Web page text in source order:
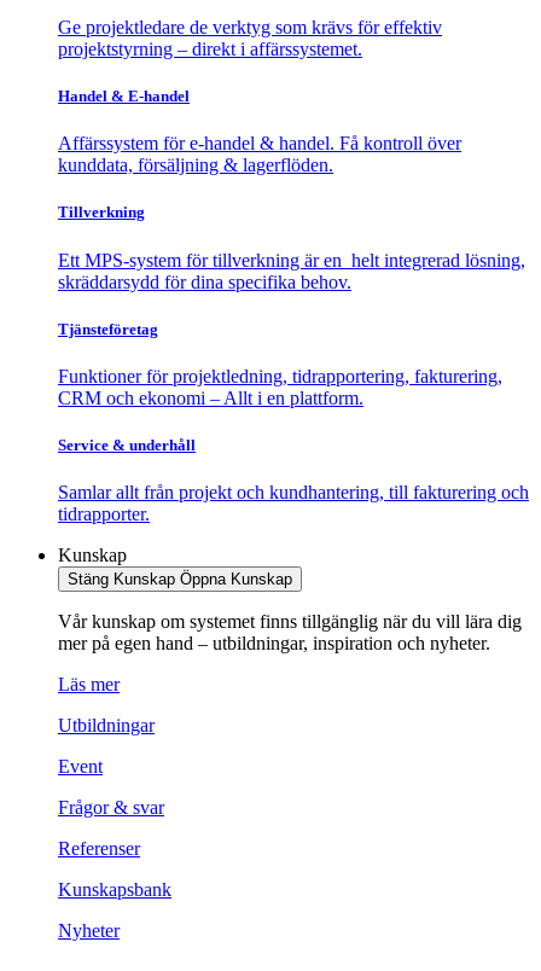
Ge projektledare de verktyg som krävs för effektiv
projektstyrning – direkt i affärssystemet.
Handel & E-handel
Affärssystem för e-handel & handel. Få kontroll över
kunddata, försäljning & lagerflöden.
Tillverkning
Ett MPS-system för tillverkning är en helt integrerad lösning,
skräddarsydd för dina specifika behov.
Tjänsteföretag
Funktioner för projektledning, tidrapportering, fakturering,
CRM och ekonomi – Allt i en plattform.
Service & underhåll
Samlar allt från projekt och kundhantering, till fakturering och
tidrapporter.
Kunskap
Stäng Kunskap Öppna Kunskap
Vår kunskap om systemet finns tillgänglig när du vill lära dig
mer på egen hand – utbildningar, inspiration och nyheter.
Läs mer
Utbildningar
Event
Frågor & svar
Referenser
Kunskapsbank
Nyheter